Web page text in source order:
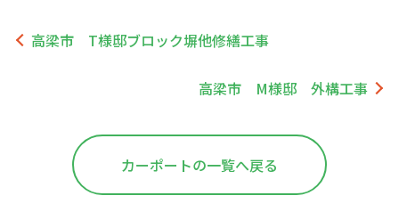
高梁市 T様邸ブロック塀他修繕工事
高梁市 M様邸 外構工事
カーポートの一覧へ戻る